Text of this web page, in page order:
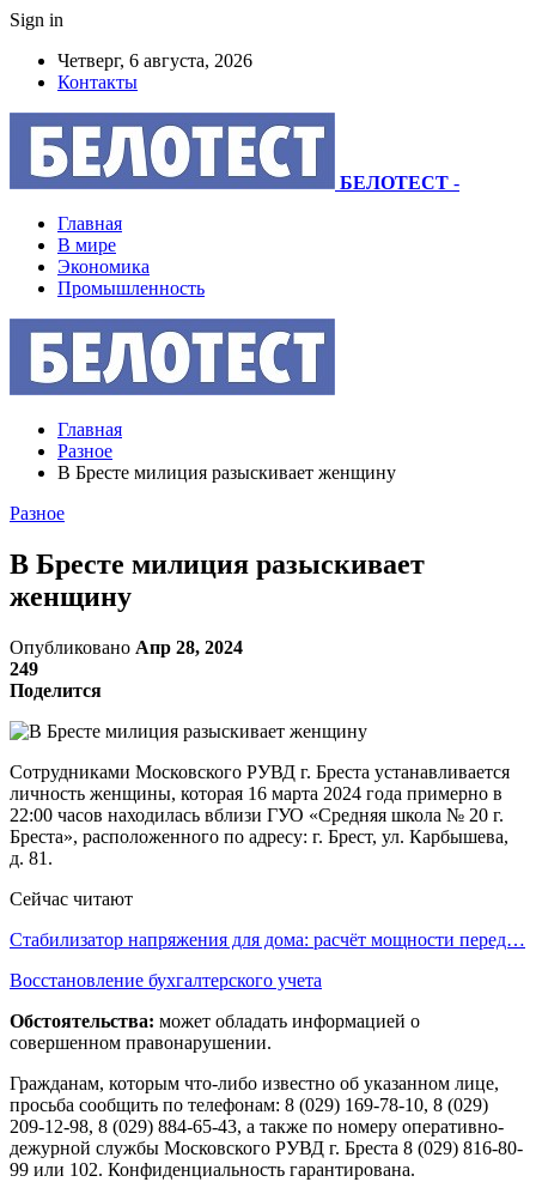
Sign in
Четверг, 6 августа, 2026
Контакты
БЕЛОТЕСТ -
Главная
В мире
Экономика
Промышленность
Главная
Разное
В Бресте милиция разыскивает женщину
Разное
В Бресте милиция разыскивает
женщину
Опубликовано Апр 28, 2024
249
Поделится
Сотрудниками Московского РУВД г. Бреста устанавливается
личность женщины, которая 16 марта 2024 года примерно в
22:00 часов находилась вблизи ГУО «Средняя школа № 20 г.
Бреста», расположенного по адресу: г. Брест, ул. Карбышева,
д. 81.
Сейчас читают
Стабилизатор напряжения для дома: расчёт мощности перед…
Восстановление бухгалтерского учета
Обстоятельства: может обладать информацией о
совершенном правонарушении.
Гражданам, которым что-либо известно об указанном лице,
просьба сообщить по телефонам: 8 (029) 169-78-10, 8 (029)
209-12-98, 8 (029) 884-65-43, а также по номеру оперативно-
дежурной службы Московского РУВД г. Бреста 8 (029) 816-80-
99 или 102. Конфиденциальность гарантирована.